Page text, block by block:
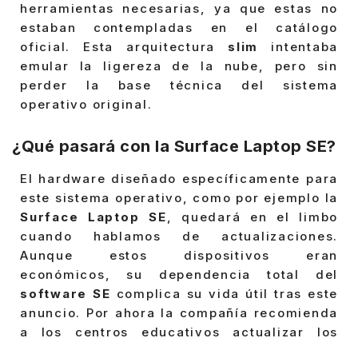
herramientas necesarias, ya que estas no
estaban contempladas en el catálogo
oficial. Esta arquitectura slim intentaba
emular la ligereza de la nube, pero sin
perder la base técnica del sistema
operativo original.
¿Qué pasará con la Surface Laptop SE?
El hardware diseñado específicamente para
este sistema operativo, como por ejemplo la
Surface Laptop SE, quedará en el limbo
cuando hablamos de actualizaciones.
Aunque estos dispositivos eran
económicos, su dependencia total del
software SE complica su vida útil tras este
anuncio. Por ahora la compañía recomienda
a los centros educativos actualizar los